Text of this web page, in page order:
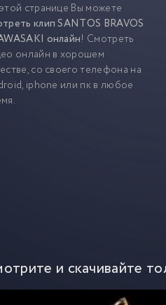
странице Вы можете
клип SANTOS BRAVOS
онлайн! Смотреть
онлайн в хорошем
со своего телефона на
iphone или пк в любое
и скачивайте